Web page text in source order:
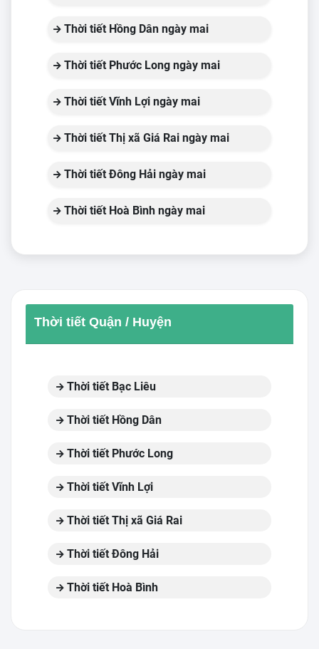
Thời tiết Hồng Dân ngày mai
Thời tiết Phước Long ngày mai
Thời tiết Vĩnh Lợi ngày mai
Thời tiết Thị xã Giá Rai ngày mai
Thời tiết Đông Hải ngày mai
Thời tiết Hoà Bình ngày mai
Thời tiết Quận / Huyện
Thời tiết Bạc Liêu
Thời tiết Hồng Dân
Thời tiết Phước Long
Thời tiết Vĩnh Lợi
Thời tiết Thị xã Giá Rai
Thời tiết Đông Hải
Thời tiết Hoà Bình